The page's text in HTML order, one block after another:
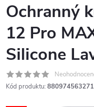
Ochranný
12 Pro
Silicone
Kód produktu: